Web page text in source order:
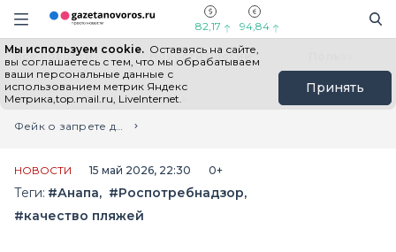
Информационный портал "ГазетаНоворос.ру"
Навигация сайта
82,17 94,84
Мы используем cookie. Оставаясь на сайте,
вы соглашаетесь с тем, что мы обрабатываем
ваши персональные данные с
использованием метрик Яндекс
Метрика,top.mail.ru, LiveInternet.
Принять
Все новости Новости России
Главная
Лента новостей
Фейк о запрете данных мониторинга в Анапе опровергли в центральном аппарате Роспотребнадзора
НОВОСТИ 15 май 2026, 22:30 0+
Теги: #Анапа
#Роспотребнадзор
#качество пляжей